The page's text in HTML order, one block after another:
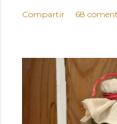
Compartir 68